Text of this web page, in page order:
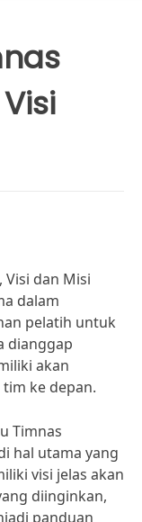
Visi dan Misi
dalam
pelatih untuk
dianggap
akan
ke depan.
Timnas
hal utama yang
visi jelas akan
diinginkan,
panduan